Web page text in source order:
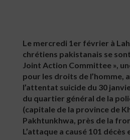
Le mercredi 1er février à
chrétiens pakistanais se
Joint Action Committee »,
pour les droits de l’homme,
l’attentat suicide du 30
du quartier général de la
(capitale de la province de
Pakhtunkhwa, près de la
L’attaque a causé 101 décès